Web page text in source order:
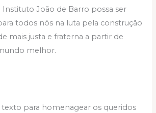
Instituto João de Barro possa ser
todos nós na luta pela construção
mais justa e fraterna a partir de
melhor.
para homenagear os queridos